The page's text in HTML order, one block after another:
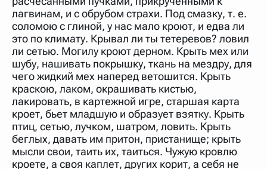
лагвинам, и с обрубом страхи. Под смазку, т. е.
соломою с глиной, у нас мало кроют, и едва ли
это по климату. Крывал ли ты тетеревов? ловил
ли сетью. Могилу кроют дерном. Крыть мех или
шубу, нашивать покрышку, ткань на мездру, для
чего жидкий мех наперед ветошится. Крыть
краскою, лаком, окрашивать кистью,
лакировать, в картежной игре, старшая карта
кроет, бьет младшую и образует взятку. Крыть
птиц, сетью, лучком, шатром, ловить. Крыть
беглых, давать им притон, пристанище; крыть
мысли свои, таить их, таиться. Чужую кровлю
кроете, а своя каплет, других корит, а себя не